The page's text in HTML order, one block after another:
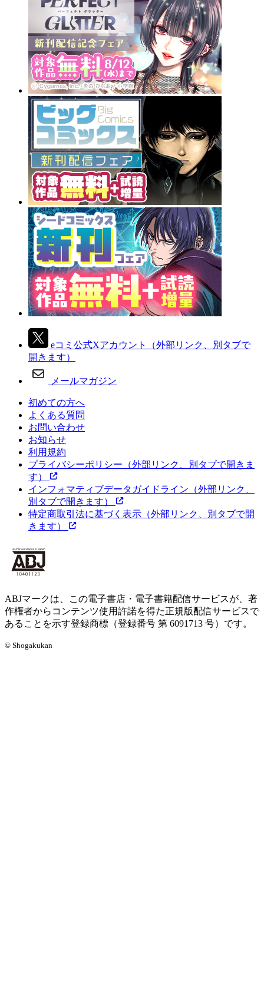
eコミ公式Xアカウント
（外部リンク、別タブで
開きます）
メールマガジン
初めての方へ
よくある質問
お問い合わせ
お知らせ
利用規約
プライバシーポリシー （外部リンク、別タブで開きま
す）
インフォマティブデータガイドライン （外部リンク、
別タブで開きます）
特定商取引法に基づく表示 （外部リンク、別タブで開
きます）
ABJマークは、この電子書店・電子書籍配信サービスが、著
作権者からコンテンツ使用許諾を得た正規版配信サービスで
あることを示す登録商標（登録番号 第 6091713 号）です。
© Shogakukan